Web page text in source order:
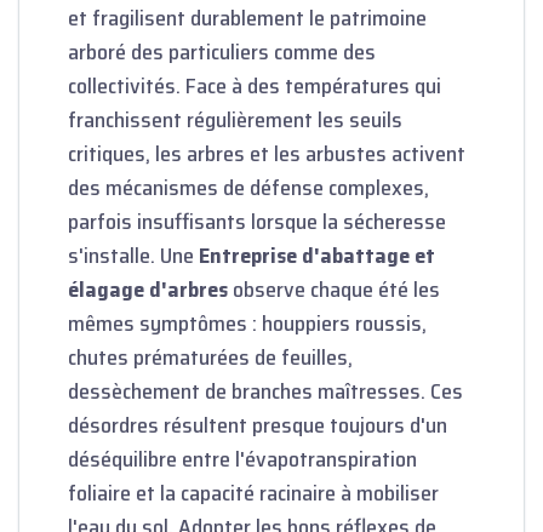
et fragilisent durablement le patrimoine
arboré des particuliers comme des
collectivités. Face à des températures qui
franchissent régulièrement les seuils
critiques, les arbres et les arbustes activent
des mécanismes de défense complexes,
parfois insuffisants lorsque la sécheresse
s'installe. Une Entreprise d'abattage et
élagage d'arbresobserve chaque été les
mêmes symptômes : houppiers roussis,
chutes prématurées de feuilles,
dessèchement de branches maîtresses. Ces
désordres résultent presque toujours d'un
déséquilibre entre l'évapotranspiration
foliaire et la capacité racinaire à mobiliser